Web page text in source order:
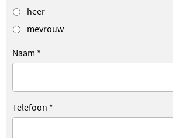
heer
mevrouw
Naam *
Telefoon *